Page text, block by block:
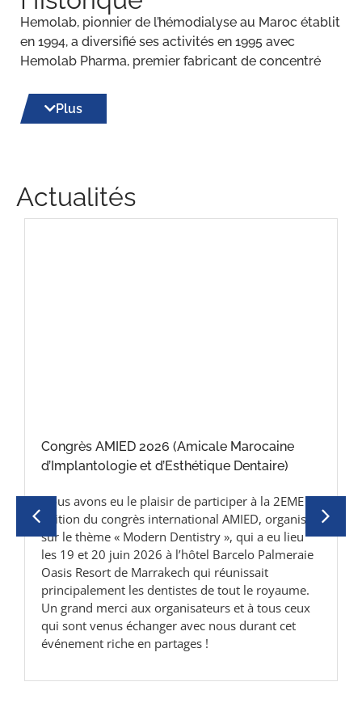
Hemolab, pionnier de l’hémodialyse au Maroc établit
en 1994, a diversifié ses activités en 1995 avec
Hemolab Pharma, premier fabricant de concentré
renforcé sa position dans le segment des dispositifs
médicaux. Depuis, le groupe s’est élargi, couvrant
Plus
Actualités
2026 (Amicale Marocaine
et d’Esthétique Dentaire)
eu le plaisir de participer à la 2EME
international AMIED, organisée
« Modern Dentistry », qui a eu lieu
juin 2026 à l’hôtel Barcelo Palmeraie
de Marrakech qui réunissait
les dentistes de tout le royaume.
aux organisateurs et à tous ceux
échanger avec nous durant cet
riche en partages !
Congrès
Médecins
Nous avons eu
scientifique de
Actualités et
Réanimation
principalement
tout le
organisateurs